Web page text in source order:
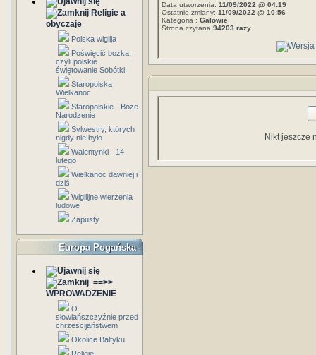
Religie a
obyczaje
Polska wigilja
Poświęcić bożka,
czyli polskie
świętowanie Sobótki
Staropolska
Wielkanoc
Staropolskie - Boże
Narodzenie
Sylwestry, których
nigdy nie było
Walentynki - 14
lutego
Wielkanoc dawniej i
dziś
Wigilijne wierzenia
ludowe
Zapusty
Europa Pogańska
==>>
WPROWADZENIE
O
słowiańszczyźnie przed
chrześcijaństwem
Okolice Bałtyku
Data utworzenia: 11/09/2022 @ 04:19
Ostatnie zmiany: 11/09/2022 @ 10:56
Kategoria : Galowie
Strona czytana 94203 razy
Nikt jeszcze